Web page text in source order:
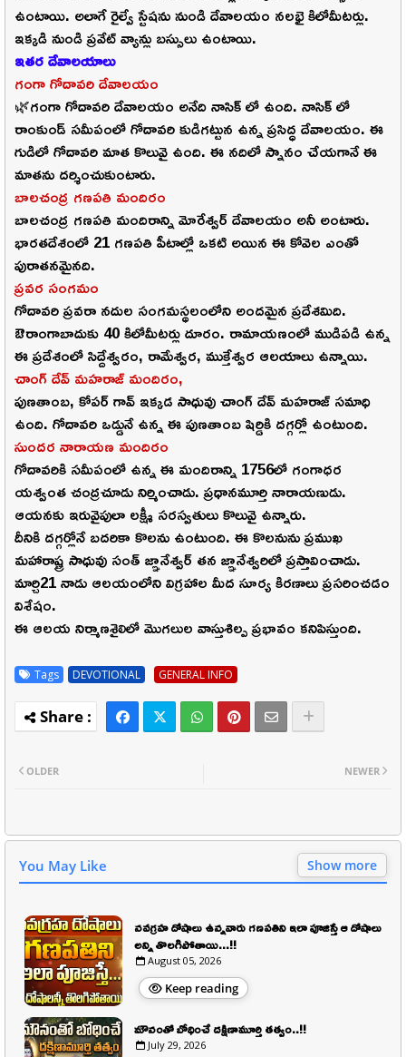
ఉంటాయి. అలాగే రైల్వే స్టేషను నుండి దేవాలయం నలభై కిలోమీటర్లు.
ఇక్కడి నుండి ప్రవేట్ వ్యాన్లు బస్సులు ఉంటాయి.
ఇతర దేవాలయాలు
గంగా గోదావరి దేవాలయం
🌿గంగా గోదావరి దేవాలయం అనేది నాసిక్ లో ఉంది. నాసిక్ లో
రాంకుండ్ సమీపంలో గోదావరి కుడిగట్టున ఉన్న ప్రసిద్ధ దేవాలయం. ఈ
గుడిలో గోదావరి మాత కొలువై ఉంది. ఈ నదిలో స్నానం చేయగానే ఈ
మాతను దర్శించుకుంటారు.
బాలచంద్ర గణపతి మందిరం
బాలచంద్ర గణపతి మందిరాన్ని మోరేశ్వర్ దేవాలయం అనీ అంటారు.
భారతదేశంలో 21 గణపతి పీటాల్లో ఒకటి అయిన ఈ కోవెల ఎంతో
పురాతనమైనది.
ప్రవర సంగమం
గోదావరి ప్రవరా నదుల సంగమస్థలంలోని అందమైన ప్రదేశమిది.
ఔరాంగాబాదుకు 40 కిలోమీటర్లు దూరం. రామాయణంలో ముడిపడి ఉన్న
ఈ ప్రదేశంలో సిద్దేశ్వరం, రామేశ్వర, ముక్తేశ్వర ఆలయాలు ఉన్నాయి.
చాంగ్ దేవ్ మహరాజ్ మందిరం,
పుణతాంబ, కోపర్ గావ్ ఇక్కడ సాధువు చాంగ్ దేవ్ మహరాజ్ సమాధి
ఉంది. గోదావరి ఒడ్డునే ఉన్న ఈ పుణతాంబ షిర్డికి దగ్గర్లో ఉంటుంది.
సుందర నారాయణ మందిరం
గోదావరికి సమీపంలో ఉన్న ఈ మందిరాన్ని 1756లో గంగాధర
యశ్వంత చంద్రచూడు నిర్మించాడు. ప్రధానమూర్తి నారాయణుడు.
ఆయనకు ఇరువైపులా లక్ష్మీ సరస్వతులు కొలువై ఉన్నారు.
దీనికి దగ్గర్లోనే బదరికా కొలను ఉంటుంది. ఈ కొలనును ప్రముఖ
మహారాష్ట్ర సాధువు సంత్ జ్ఞానేశ్వర్ తన జ్ఞానేశ్వరిలో ప్రస్తావించాడు.
మార్చి21 నాడు ఆలయంలోని విగ్రహాల మీద సూర్య కిరణాలు ప్రసరించడం
విశేషం.
ఈ ఆలయ నిర్మాణశైలిలో మొగలుల వాస్తుశిల్ప ప్రభావం కనిపిస్తుంది.
Tags DEVOTIONAL GENERAL INFO
NEWER
OLDER
You May Like Show more
నవగ్రహ దోషాలు ఉన్నవారు గణపతిని ఇలా పూజిస్తే ఆ దోషాలు
అన్ని తొలగిపోతాయి...!!
August 05, 2026
Keep reading
మౌనంతో బోధించే దక్షిణామూర్తి తత్వం..!!
July 29, 2026